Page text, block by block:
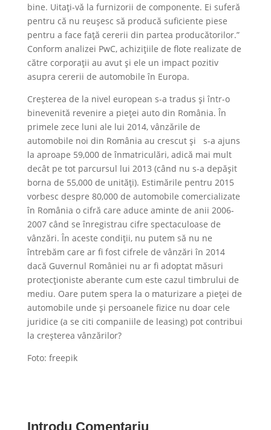
bine. Uitați-vă la furnizorii de componente. Ei suferă
pentru că nu reușesc să producă suficiente piese
pentru a face față cererii din partea producătorilor.”
Conform analizei PwC, achizițiile de flote realizate de
către corporații au avut și ele un impact pozitiv
asupra cererii de automobile în Europa.
Creșterea de la nivel european s-a tradus și într-o
binevenită revenire a pieței auto din România. În
primele zece luni ale lui 2014, vânzările de
automobile noi din România au crescut și s-a ajuns
la aproape 59,000 de înmatriculări, adică mai mult
decât pe tot parcursul lui 2013 (când nu s-a depășit
borna de 55,000 de unități). Estimările pentru 2015
vorbesc despre 80,000 de automobile comercializate
în România o cifră care aduce aminte de anii 2006-
2007 când se înregistrau cifre spectaculoase de
vânzări. În aceste condiții, nu putem să nu ne
întrebăm care ar fi fost cifrele de vânzări în 2014
dacă Guvernul României nu ar fi adoptat măsuri
protecționiste aberante cum este cazul timbrului de
mediu. Oare putem spera la o maturizare a pieței de
automobile unde și persoanele fizice nu doar cele
juridice (a se citi companiile de leasing) pot contribui
la creșterea vânzărilor?
Foto: freepik
Introdu Comentariu